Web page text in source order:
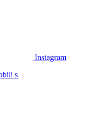
Instagram
s